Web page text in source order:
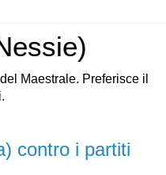
Maestrale. Preferisce il
contro i partiti